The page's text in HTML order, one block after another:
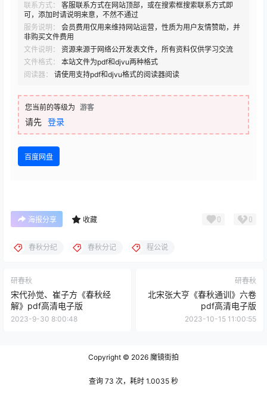
联系方式：
客服联系方式在网站顶部，或在搜索框搜索联系方式即
可，添加时请说明来意，不然不通过
服务说明：
会员费用仅用来维持网站运营，性质为用户友情赞助，并
非购买文件费用
文件说明：
资源来源于网络公开发表文件，所有资料仅供学习交流
文件格式：
本站文件为pdf和djvu两种格式
阅读器：
请使用支持pdf和djvu格式的阅读器阅读
您当前的等级为 游客
请先 登录
百度网盘
海报分享 收藏 0 0
春秋分纪 春秋分记 程公说
研春秋
宋代孙觉、崔子方《春秋经
解》pdf高清电子版
2023-9-30 8:00:48
研春秋
北宋张大亨《春秋通训》六卷
pdf高清电子版
2023-10-15 11:00:55
Copyright © 2026 魔镜街拍
查询 73 次，耗时 1.0035 秒